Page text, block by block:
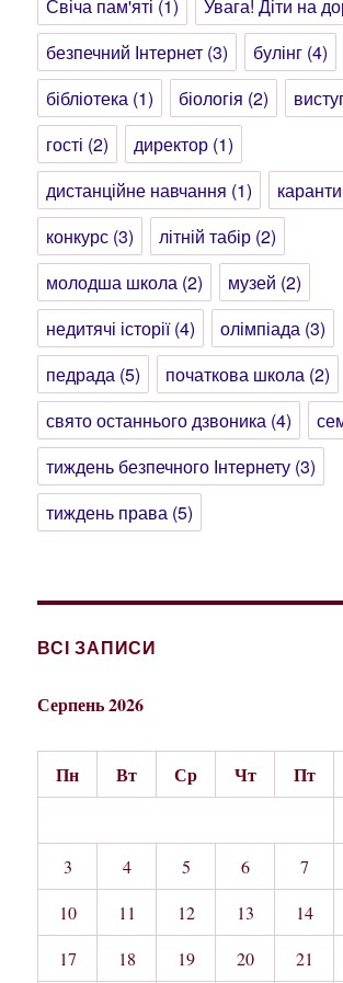
Свіча пам'яті (1) Увага! Діти на
безпечний Інтернет (3) булінг (4)
бібліотека (1) біологія (2)
гості (2) директор (1)
дистанційне навчання (1)
конкурс (3) літній табір (2)
молодша школа (2) музей (2)
недитячі історії(4) олімпіада (3)
педрада (5) початкова школа (2)
свято останнього дзвоника (4)
тиждень безпечного Інтернету (3)
тиждень права (5)
ВСІ ЗАПИСИ
Серпень 2026
Пн Вт Ср Чт Пт
3
4 5 6 7
10
11 12 13 14
17
18 19 20 21